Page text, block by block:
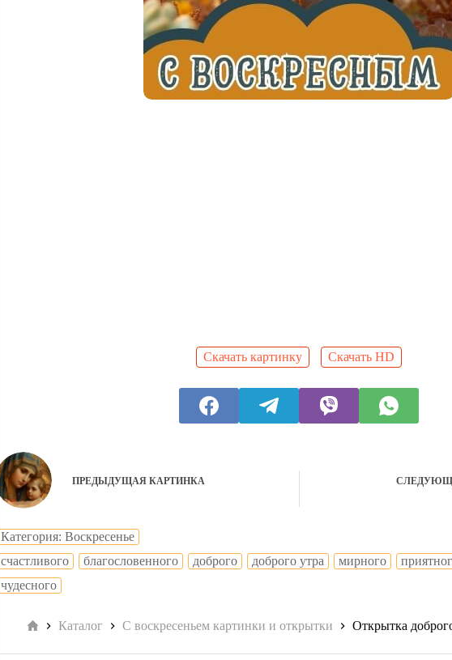
Скачать картинку Скачать HD
ПРЕДЫДУЩАЯ КАРТИНКА
Категория: Воскресенье
cчастливого
благословенного доброго доброго утра мирного
чудесного
Главная
Каталог С воскресеньем картинки и открытки Открытка